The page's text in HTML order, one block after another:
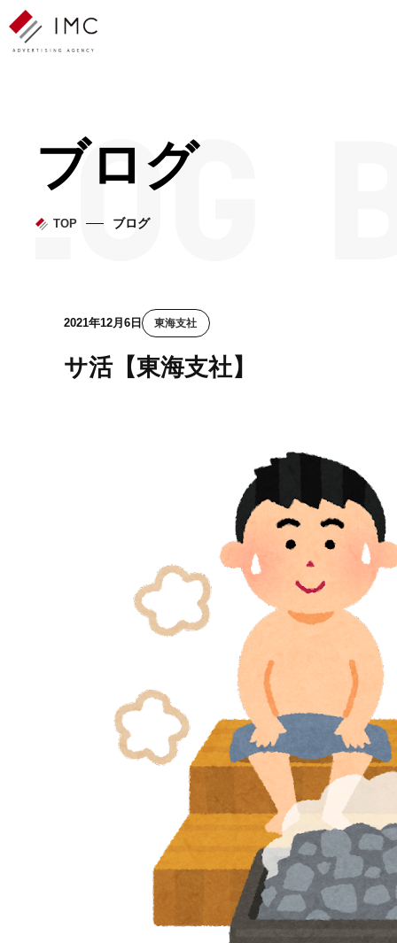
ブログ
TOP ブログ
2021年12月6日 東海支社
サ活【東海支社】